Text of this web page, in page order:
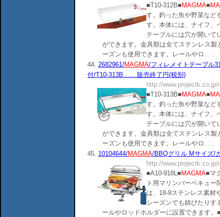
■T10-312B■ MAGMA■
す。釣った魚や野菜など
す。本体には、ナイフ、
テーブルには穴が開いて
ができます。金具類は全てステンレス
ーズンも使用できます。レールやロ. . .
44. 2682961/MAGMA/フィレメイトテーブル
付/T10-313B.......販売終了円(税別)
http://
■T10-313B■ MAGMA■
す。釣った魚や野菜など
す。本体には、ナイフ、
テーブルには穴が開いて
ができます。金具類は全てステンレス
ーズンも使用できます。レールやロ. . .
45. 10104644/MAGMA/BBQグリル Mサイズ/
http://
■A10-918L■ MAGMA■マ
ト用マリンバーベキュ
は、18-9ステンレス素材
シーズンでも錆びたりす
ールやロッドホルダーに設置できます